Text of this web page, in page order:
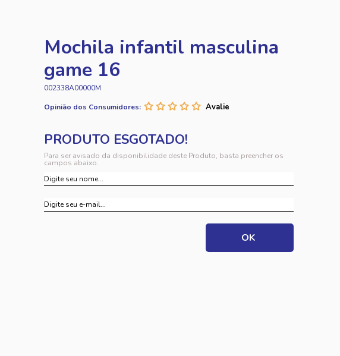
Mochila infantil masculina
game 16
002338A00000M
Opinião dos Consumidores:
Para ser avisado da disponibilidade deste Produto, basta preencher os
campos abaixo.